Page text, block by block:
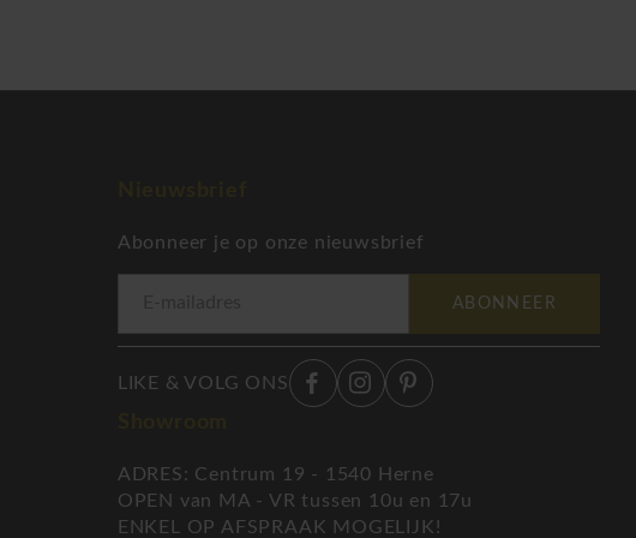
Abonneer je op onze nieuwsbrief
ABONNEER
LIKE & VOLG ONS
ADRES: Centrum 19 - 1540 Herne
OPEN van MA - VR tussen 10u en 17u
ENKEL OP AFSPRAAK MOGELIJK!